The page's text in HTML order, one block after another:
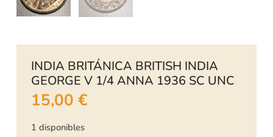
INDIA BRITÁNICA BRITISH INDIA
GEORGE V 1/4 ANNA 1936 SC UNC
15,00 €
1 disponibles